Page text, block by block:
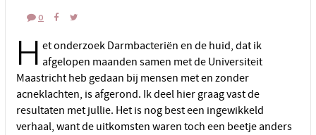
0
H et onderzoek Darmbacteriën en de huid, dat ik
afgelopen maanden samen met de Universiteit
Maastricht heb gedaan bij mensen met en zonder
acneklachten, is afgerond. Ik deel hier graag vast de
resultaten met jullie. Het is nog best een ingewikkeld
verhaal, want de uitkomsten waren toch een beetje anders